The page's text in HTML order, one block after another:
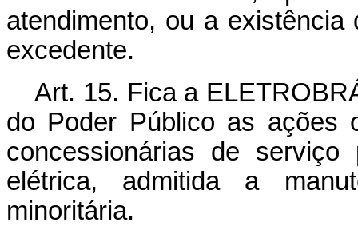
atendimento, ou a existência
excedente.
Art. 15. Fica a
do Poder Público as ações
concessionárias de
elétrica, admitida a
minoritária.